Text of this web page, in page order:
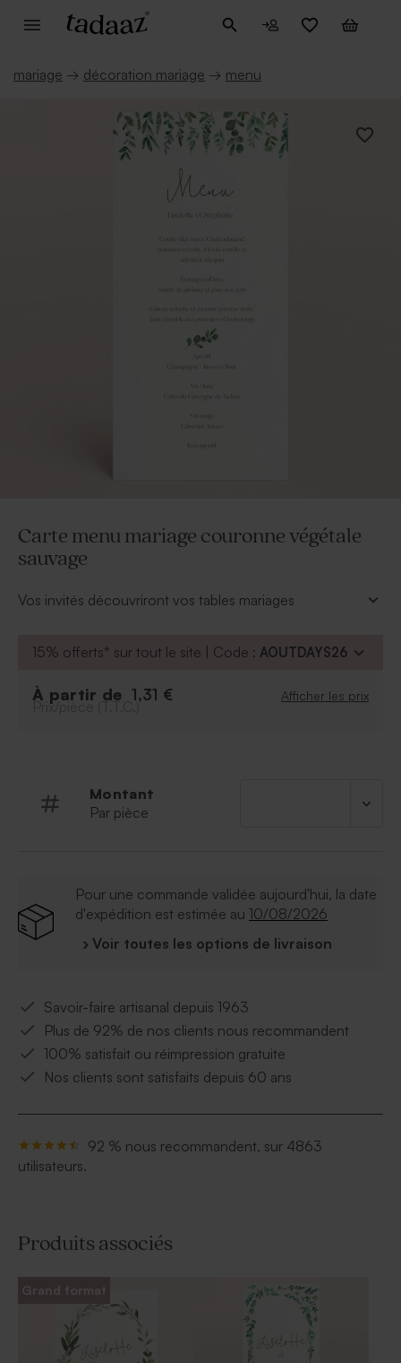
mariage → décoration mariage → menu
Carte menu mariage couronne végétale
sauvage
Vos invités découvriront vos tables mariages
couronne végétale sauvage à table pour chaque
mets qui seront servis pour votre réception de
15% offerts* sur tout le site | Code : AOUTDAYS26
À partir de 1,31 € Afficher les prix
Prix/pièce (T.T.C.)
Montant
Par pièce
Pour une commande validée aujourd'hui, la date
d'expédition est estimée au 10/08/2026
› Voir toutes les options de livraison
Savoir-faire artisanal depuis 1963
Plus de 92% de nos clients nous recommandent
100% satisfait ou réimpression gratuite
Nos clients sont satisfaits depuis 60 ans
92 % nous recommandent, sur 4863
utilisateurs.
Produits associés
Grand format